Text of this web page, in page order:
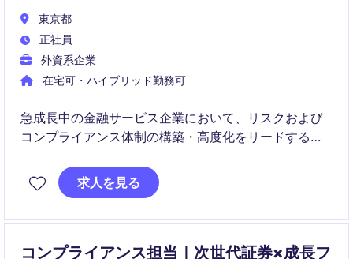
東京都
正社員
外資系企業
在宅可・ハイブリッド勤務可
急成長中の金融サービス企業において、リスクおよび
コンプライアンス体制の構築・高度化をリードするポ
規制対応から組織全体のリスク文化醸成まで幅広く担
求人を見る
コンプライアンス担当｜次世代証券×成長フ